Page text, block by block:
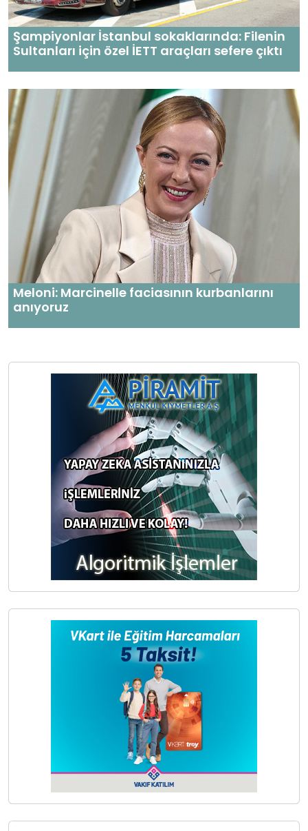
Şampiyonlar İstanbul sokaklarında: Filenin
Sultanları için özel İETT araçları sefere çıktı
Meloni: Marcinelle faciasının kurbanlarını
anıyoruz